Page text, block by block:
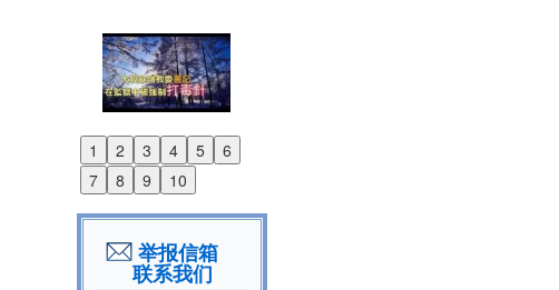
1 2 3 4 5
6
7
8 9 10
Previous
Next
举报信箱
联系我们